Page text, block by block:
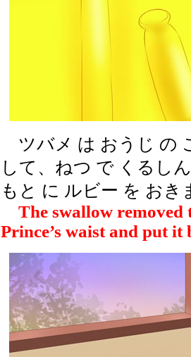
ツバメ は おうじ の
して、ねつ で くるし
もと に ルビー を おき
The swallow removed
Prince’s waist and put it